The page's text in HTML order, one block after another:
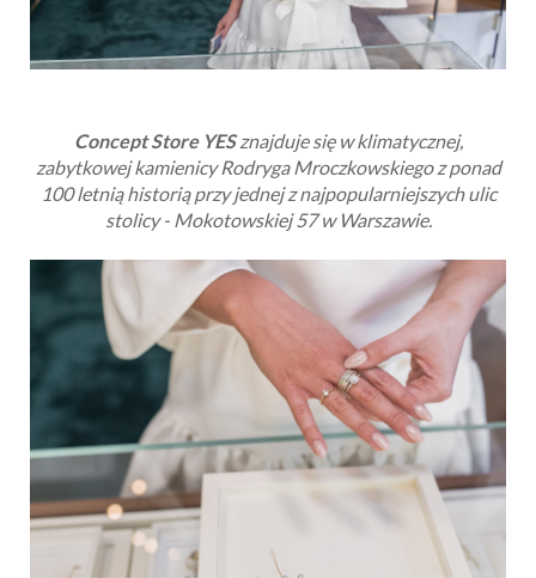
Concept Store YESznajduje się w klimatycznej,
zabytkowej kamienicy Rodryga Mroczkowskiego z ponad
100 letnią historią przy jednej z najpopularniejszych ulic
stolicy - Mokotowskiej 57 w Warszawie.